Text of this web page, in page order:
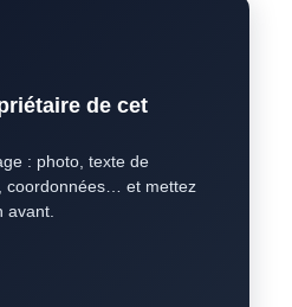
de cet
: photo, texte de
coordonnées… et mettez
avant.